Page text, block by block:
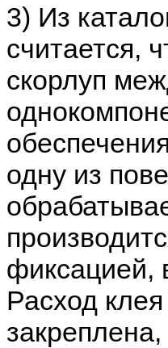
3) Из
считается,
скорлуп
одну из
фиксацией,
Расход